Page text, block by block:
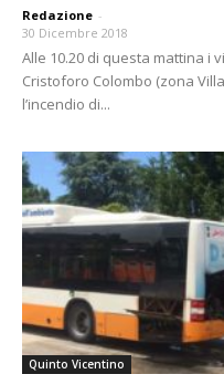
Redazione -
30 Dicembre 2018
Alle 10.20 di questa mattina i
Cristoforo Colombo (zona
l’incendio di...
Quinto Vicentino